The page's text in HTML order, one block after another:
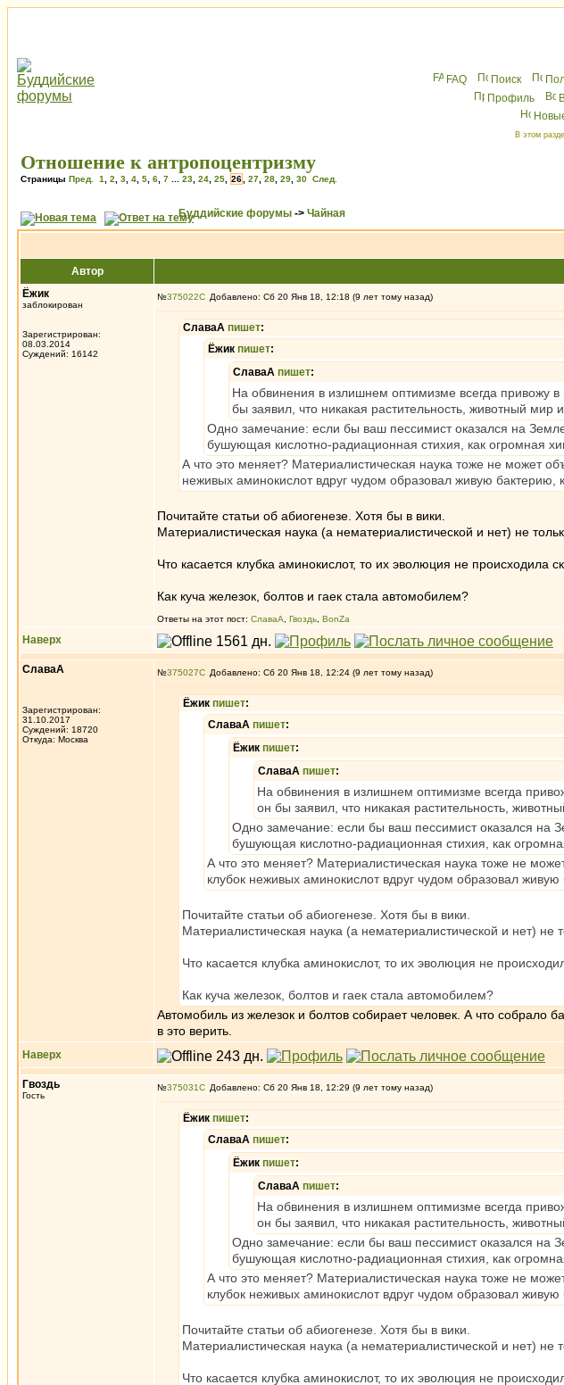
FAQ Поиск
Профиль
В этом
Отношение к антропоцентризму
Страницы Пред. 1 2 3 4 5 6 7 23 24 25 26 27 28 29 30 След.
Буддийские форумы -> Чайная
Автор
Ёжик
заблокирован
Зарегистрирован:
08.03.2014
Суждений: 16142
№375022 Добавлено: Сб 20 Янв 18, 12:18 (9 лет тому назад)
СлаваА пишет:
Ёжик пишет:
СлаваА пишет:
На обвинения в излишнем оптимизме всегда привожу
бы заявил, что никакая растительность, животный
Одно замечание: если бы ваш пессимист оказался на
бушующая кислотно-радиационная стихия, как огромная
А что это меняет? Материалистическая наука тоже не может
неживых аминокислот вдруг чудом образовал живую бактерию,
Почитайте статьи об абиогенезе. Хотя бы в вики.
Материалистическая наука (а нематериалистической и нет) не
Что касается клубка аминокислот, то их эволюция не
Как куча железок, болтов и гаек стала автомобилем?
Ответы на этот пост: СлаваА Гвоздь BonZa
Наверх
СлаваА
Зарегистрирован:
31.10.2017
Суждений: 18720
Откуда: Москва
№375027 Добавлено: Сб 20 Янв 18, 12:24 (9 лет тому назад)
Ёжик пишет:
СлаваА пишет:
Ёжик пишет:
СлаваА пишет:
На обвинения в излишнем оптимизме всегда
он бы заявил, что никакая растительность,
Одно замечание: если бы ваш пессимист оказался на
бушующая кислотно-радиационная стихия, как
А что это меняет? Материалистическая наука тоже не
клубок неживых аминокислот вдруг чудом образовал
Почитайте статьи об абиогенезе. Хотя бы в вики.
Материалистическая наука (а нематериалистической и нет) не
Что касается клубка аминокислот, то их эволюция не
Как куча железок, болтов и гаек стала автомобилем?
Автомобиль из железок и болтов собирает человек. А что собрало
в это верить.
Наверх
Гвоздь
Гость
№375031 Добавлено: Сб 20 Янв 18, 12:29 (9 лет тому назад)
Ёжик пишет:
СлаваА пишет:
Ёжик пишет:
СлаваА пишет:
На обвинения в излишнем оптимизме всегда
он бы заявил, что никакая растительность,
Одно замечание: если бы ваш пессимист оказался на
бушующая кислотно-радиационная стихия, как
А что это меняет? Материалистическая наука тоже не
клубок неживых аминокислот вдруг чудом образовал
Почитайте статьи об абиогенезе. Хотя бы в вики.
Материалистическая наука (а нематериалистической и нет) не
Что касается клубка аминокислот, то их эволюция не